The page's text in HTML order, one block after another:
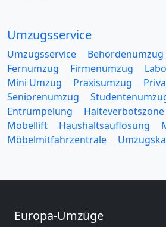
Umzugsservice
Umzugsservice Behördenumzug
Fernumzug
Firmenumzug
Mini Umzug
Praxisumzug
Seniorenumzug
Entrümpelung
Halteverbotszone
Möbellift
Haushaltsauflösung
Möbelmitfahrzentrale
Europa-Umzüge